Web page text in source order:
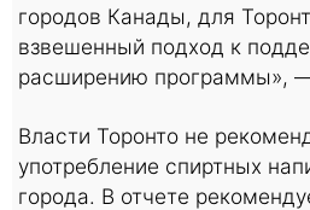
городов Канады, для
взвешенный подход к
расширению программы», —
Власти Торонто не
употребление спиртных
города. В отчете